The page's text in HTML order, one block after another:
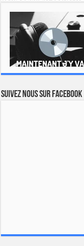
Suivez nous sur Facebook